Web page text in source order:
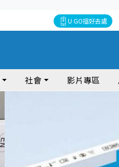
U GO搵好去處
社會 影片專區